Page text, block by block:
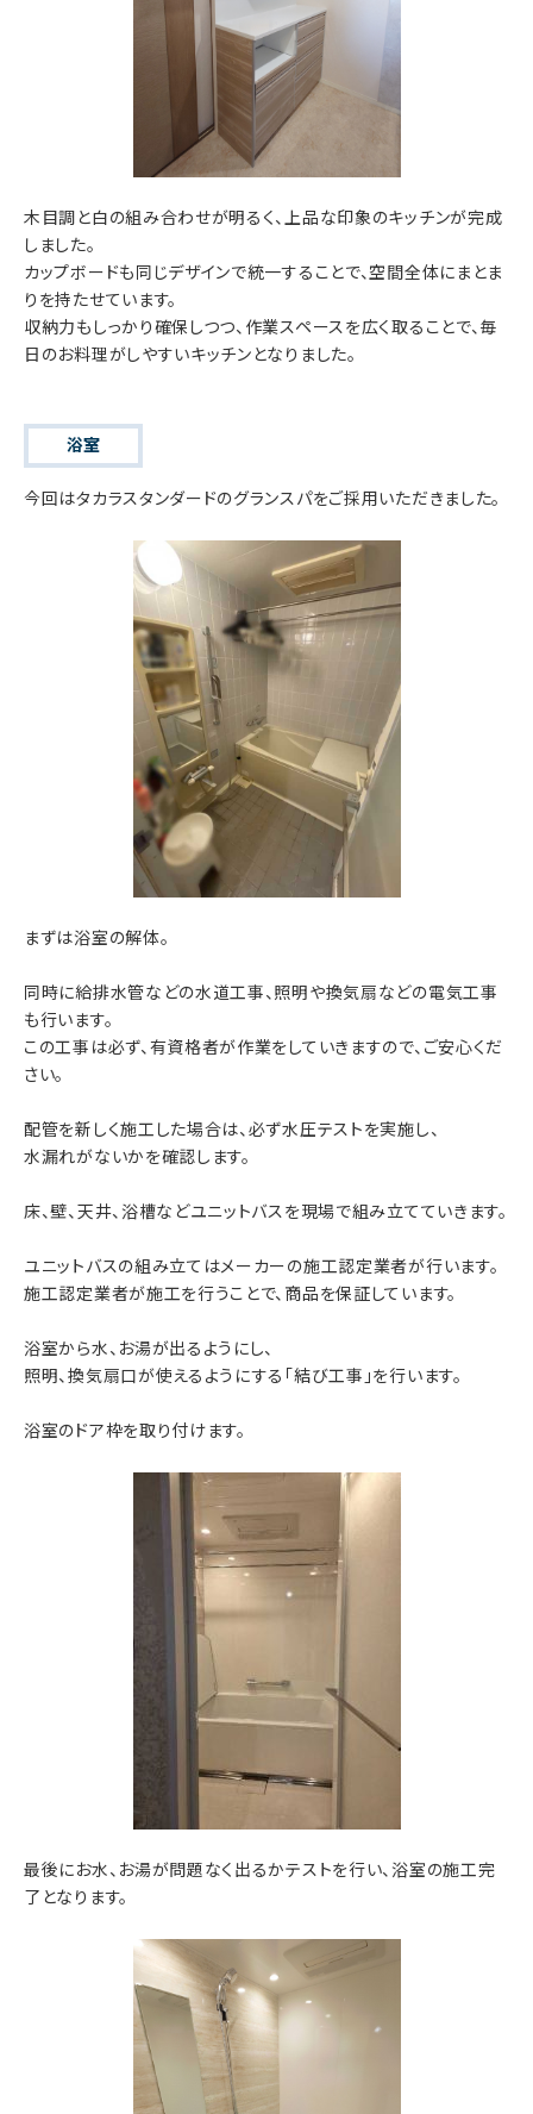
木目調と白の組み合わせが明るく、上品な印象のキッチンが完成
しました。
カップボードも同じデザインで統一することで、空間全体にまとま
りを持たせています。
収納力もしっかり確保しつつ、作業スペースを広く取ることで、毎
日のお料理がしやすいキッチンとなりました。
浴室
今回はタカラスタンダードのグランスパをご採用いただきました。
まずは浴室の解体。
同時に給排水管などの水道工事、照明や換気扇などの電気工事
も行います。
この工事は必ず、有資格者が作業をしていきますので、ご安心くだ
さい。
配管を新しく施工した場合は、必ず水圧テストを実施し、
水漏れがないかを確認します。
床、壁、天井、浴槽などユニットバスを現場で組み立てていきます。
ユニットバスの組み立てはメーカーの施工認定業者が行います。
施工認定業者が施工を行うことで、商品を保証しています。
浴室から水、お湯が出るようにし、
照明、換気扇口が使えるようにする「結び工事」を行います。
浴室のドア枠を取り付けます。
最後にお水、お湯が問題なく出るかテストを行い、浴室の施工完
了となります。